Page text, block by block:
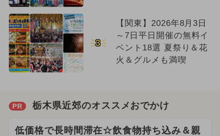
3
【関東】2026年8月3日
～7日平日開催の無料イ
ベント18選 夏祭り＆花
火＆グルメも満喫
PR 栃木県近郊のオススメおでかけ
低価格で長時間滞在☆飲食物持ち込み＆親